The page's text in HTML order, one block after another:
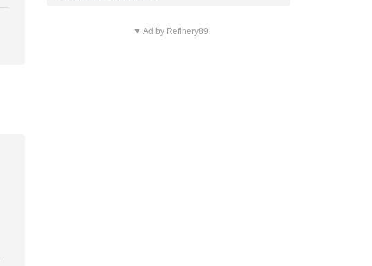
▼ Ad by Refinery89